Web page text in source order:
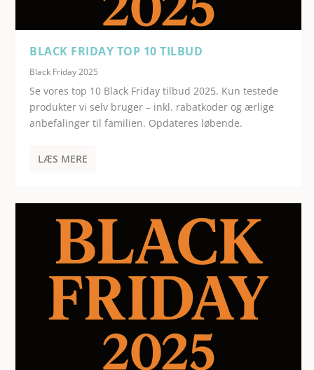
BLACK FRIDAY TOP 10 TILBUD
Black Friday 2025
Se vores top 10 Black Friday tilbud 2025. Kun testede
produkter vi selv bruger – inkl. rabatkoder og ærlige
anbefalinger til familien. Opdateres løbende.
LÆS MERE